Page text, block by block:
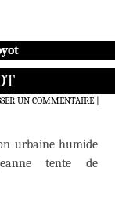
UN COMMENTAIRE|
urbaine humide
tente de